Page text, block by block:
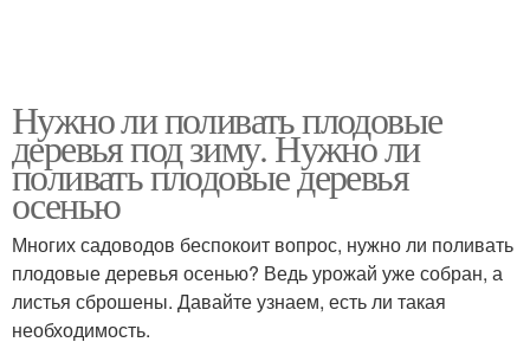
Нужно ли поливать плодовые
деревья под зиму. Нужно ли
поливать плодовые деревья
осенью
Многих садоводов беспокоит вопрос, нужно ли поливать
плодовые деревья осенью? Ведь урожай уже собран, а
листья сброшены. Давайте узнаем, есть ли такая
необходимость.